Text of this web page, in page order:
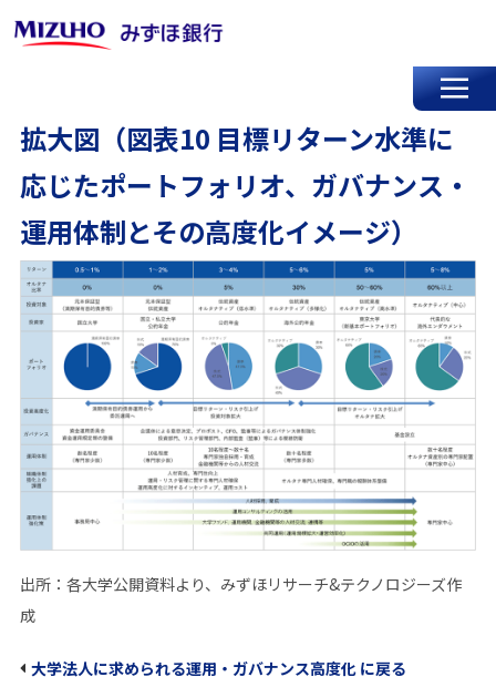
拡大図（図表10 目標リターン水準に
応じたポートフォリオ、ガバナンス・
運用体制とその高度化イメージ）
出所：各大学公開資料より、みずほリサーチ&テクノロジーズ作
成
大学法人に求められる運用・ガバナンス高度化 に戻る